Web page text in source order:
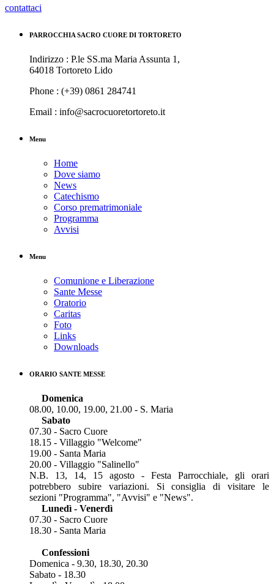
contattaci
PARROCCHIA SACRO CUORE DI TORTORETO
Indirizzo : P.le SS.ma Maria Assunta 1,
64018 Tortoreto Lido
Phone : (+39) 0861 284741
Email : info@sacrocuoretortoreto.it
Menu
Home
Dove siamo
News
Catechismo
Corso prematrimoniale
Programma
Avvisi
Menu
Comunione e Liberazione
Sante Messe
Oratorio
Caritas
Foto
Links
Downloads
ORARIO SANTE MESSE
Domenica
08.00, 10.00, 19.00, 21.00 - S. Maria
Sabato
07.30 - Sacro Cuore
18.15 - Villaggio "Welcome"
19.00 - Santa Maria
20.00 - Villaggio "Salinello"
N.B. 13, 14, 15 agosto - Festa Parrocchiale, gli orari
potrebbero subire variazioni. Si consiglia di visitare le
sezioni "Programma", "Avvisi" e "News".
Lunedì - Venerdì
07.30 - Sacro Cuore
18.30 - Santa Maria
Confessioni
Domenica - 9.30, 18.30, 20.30
Sabato - 18.30